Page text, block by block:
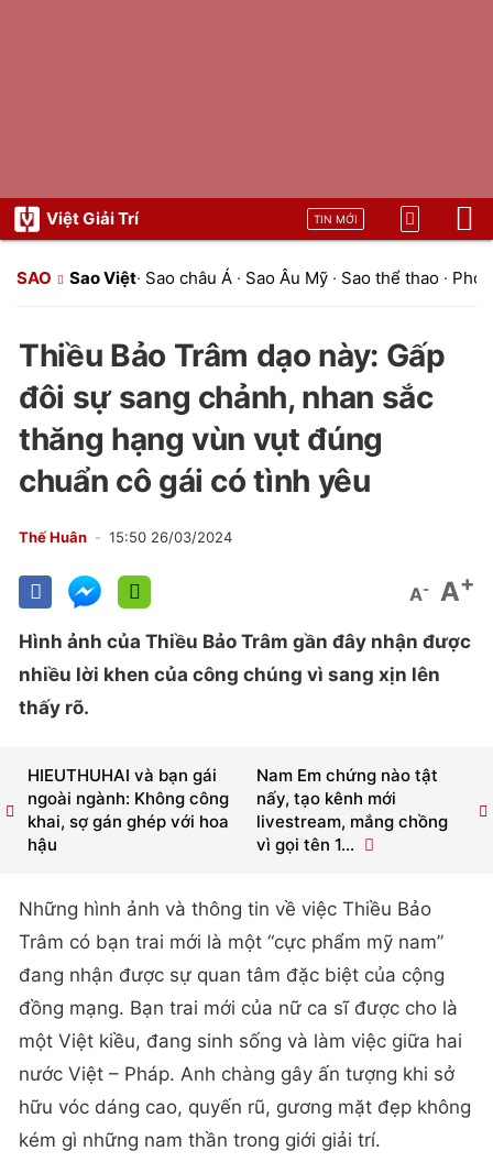
Việt Giải Trí TIN MỚI
SAO Sao Việt· Sao châu Á · Sao Âu Mỹ · Sao thể thao ·
Thiều Bảo Trâm dạo này: Gấp
đôi sự sang chảnh, nhan sắc
thăng hạng vùn vụt đúng
chuẩn cô gái có tình yêu
Thế Huân 15:50 26/03/2024
A- A+
Hình ảnh của Thiều Bảo Trâm gần đây nhận được
nhiều lời khen của công chúng vì sang xịn lên
thấy rõ.
Nam Em chứng nào tật
nấy, tạo kênh mới
livestream, mắng chồng
vì gọi tên 1...
HIEUTHUHAI và bạn gái
ngoài ngành: Không công
khai, sợ gán ghép với hoa
hậu
Những hình ảnh và thông tin về việc Thiều Bảo
Trâm có bạn trai mới là một “cực phẩm mỹ nam”
đang nhận được sự quan tâm đặc biệt của cộng
đồng mạng. Bạn trai mới của nữ ca sĩ được cho là
một Việt kiều, đang sinh sống và làm việc giữa hai
nước Việt – Pháp. Anh chàng gây ấn tượng khi sở
hữu vóc dáng cao, quyến rũ, gương mặt đẹp không
kém gì những nam thần trong giới giải trí.